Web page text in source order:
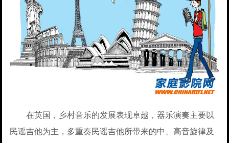
在英国，乡村音乐的发展表现卓越，器乐演奏主要以
民谣吉他为主，多重奏民谣吉他所带来的中、高音旋律及